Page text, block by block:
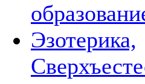
Эзотерика,